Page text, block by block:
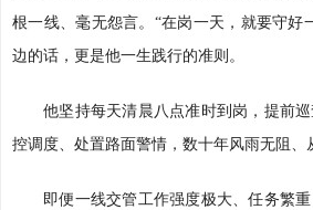
根一线、毫无怨言。“在岗一天，就要守好
边的话，更是他一生践行的准则。
他坚持每天清晨八点准时到岗，提前
控调度、处置路面警情，数十年风雨无阻、
即便一线交管工作强度极大、任务繁